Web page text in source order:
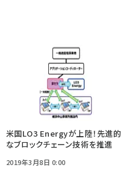
米国LO3 Energyが上陸！先進的
なブロックチェーン技術を推進
2019年3月8日 0:00